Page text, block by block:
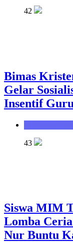
42
Bimas
Gelar
Insentif
43
Siswa MIM
Lomba
Nur Buntu